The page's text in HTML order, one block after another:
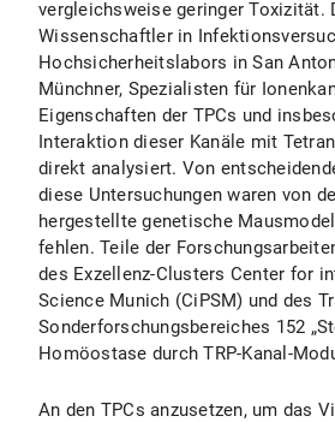
vergleichsweise geringer Toxizität.
Wissenschaftler in
Hochsicherheitslabors in San
Münchner, Spezialisten für
Eigenschaften der TPCs und
Interaktion dieser Kanäle mit
direkt analysiert. Von
diese Untersuchungen waren von
hergestellte genetische
fehlen. Teile der
des Exzellenz-Clusters Center for
Science Munich (CiPSM) und des
Sonderforschungsbereiches 152
Homöostase durch TRP-Kanal-
An den TPCs anzusetzen, um das